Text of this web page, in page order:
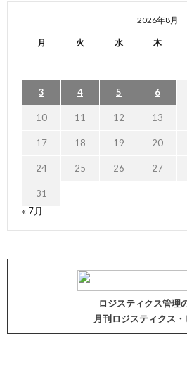
2026年8月
月 火 水 木
3 4 5 6
10 11 12 13
17 18 19 20
24 25 26 27
31
« 7月
ロジスティクス管理
月刊ロジスティクス